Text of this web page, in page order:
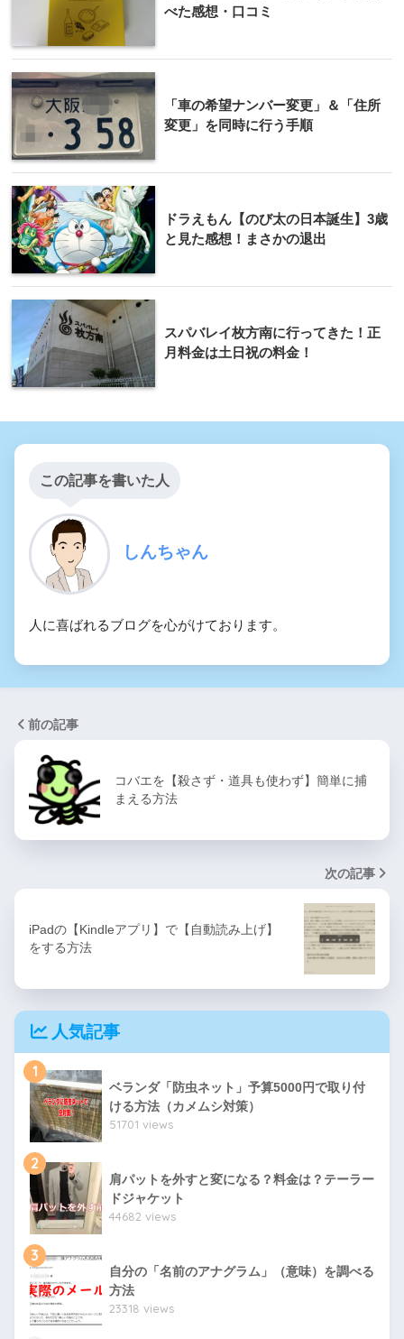
べた感想・口コミ
「車の希望ナンバー変更」＆「住所
変更」を同時に行う手順
ドラえもん【のび太の日本誕生】3歳
と見た感想！まさかの退出
スパバレイ枚方南に行ってきた！正
月料金は土日祝の料金！
この記事を書いた人
しんちゃん
人に喜ばれるブログを心がけております。
前の記事
コバエを【殺さず・道具も使わず】簡単に捕
まえる方法
次の記事
iPadの【Kindleアプリ】で【自動読み上げ】
をする方法
人気記事
1
ベランダ「防虫ネット」予算5000円で取り付
ける方法（カメムシ対策）
51701 views
2
肩パットを外すと変になる？料金は？テーラー
ドジャケット
44682 views
3
自分の「名前のアナグラム」（意味）を調べる
方法
23318 views